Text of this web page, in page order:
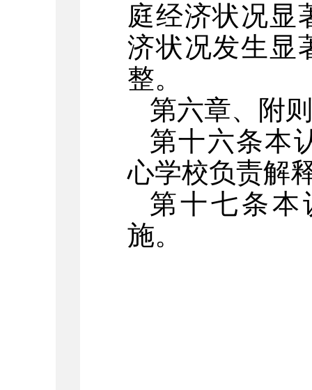
庭经济状况显
济状况发生显
整。
第六章、
附则
第十六条本
心学校负责解
第十七条本
施。